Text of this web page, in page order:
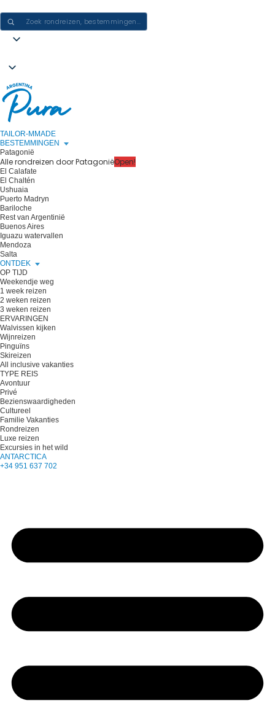
TAILOR-MMADE
BESTEMMINGEN
Patagonië
Alle rondreizen door PatagoniëOpen!
El Calafate
El Chaltén
Ushuaia
Puerto Madryn
Bariloche
Rest van Argentinië
Buenos Aires
Iguazu watervallen
Mendoza
Salta
ONTDEK
OP TIJD
Weekendje weg
1 week reizen
2 weken reizen
3 weken reizen
ERVARINGEN
Walvissen kijken
Wijnreizen
Pinguïns
Skireizen
All inclusive vakanties
TYPE REIS
Avontuur
Privé
Bezienswaardigheden
Cultureel
Familie Vakanties
Rondreizen
Luxe reizen
Excursies in het wild
ANTARCTICA
+34 951 637 702